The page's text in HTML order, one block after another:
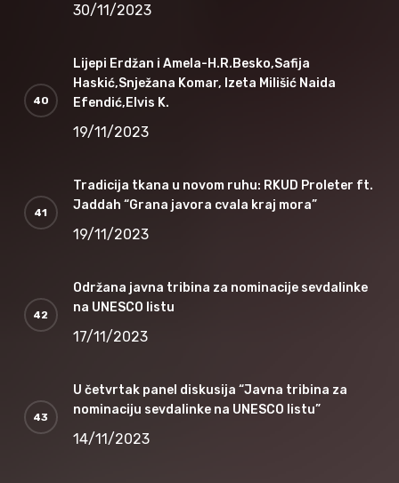
30/11/2023
Lijepi Erdžan i Amela-H.R.Besko,Safija
Haskić,Snježana Komar, Izeta Milišić Naida
Efendić,Elvis K.
19/11/2023
Tradicija tkana u novom ruhu: RKUD Proleter ft.
Jaddah “Grana javora cvala kraj mora”
19/11/2023
Održana javna tribina za nominacije sevdalinke
na UNESCO listu
17/11/2023
U četvrtak panel diskusija “Javna tribina za
nominaciju sevdalinke na UNESCO listu”
14/11/2023